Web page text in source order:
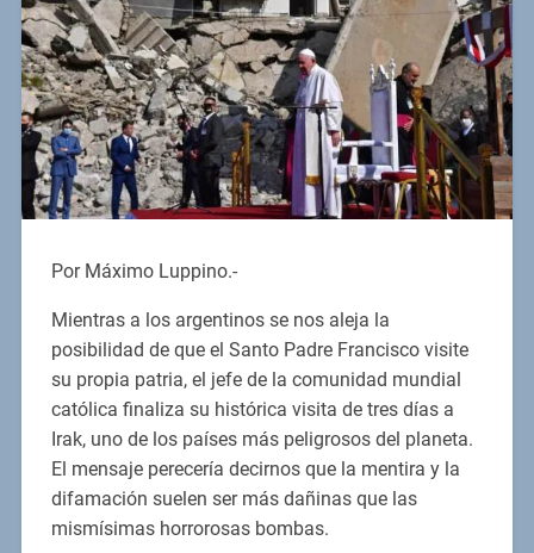
Por Máximo Luppino.-
Mientras a los argentinos se nos aleja la
posibilidad de que el Santo Padre Francisco visite
su propia patria, el jefe de la comunidad mundial
católica finaliza su histórica visita de tres días a
Irak, uno de los países más peligrosos del planeta.
El mensaje perecería decirnos que la mentira y la
difamación suelen ser más dañinas que las
mismísimas horrorosas bombas.